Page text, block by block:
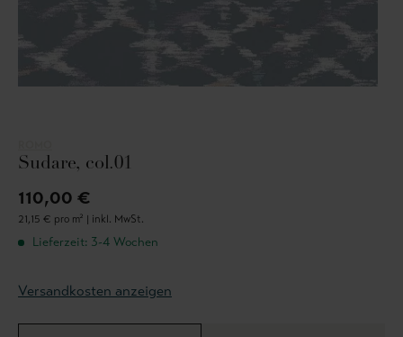
Sudare, col.01
110,00 €
21,15 € pro m² | inkl. MwSt.
Lieferzeit: 3-4 Wochen
Versandkosten anzeigen